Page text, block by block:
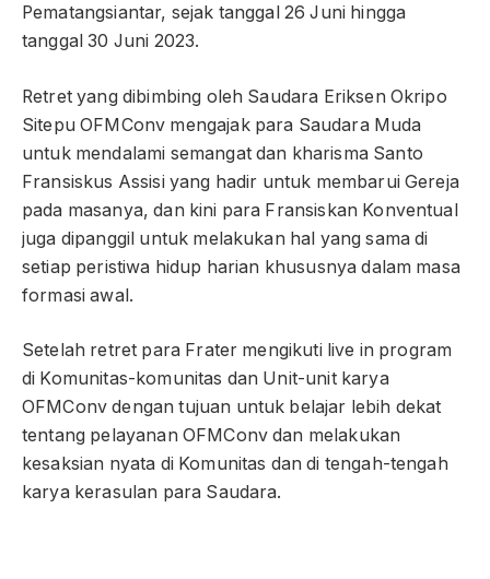
Pematangsiantar, sejak tanggal 26 Juni hingga
tanggal 30 Juni 2023.
Retret yang dibimbing oleh Saudara Eriksen Okripo
Sitepu OFMConv mengajak para Saudara Muda
untuk mendalami semangat dan kharisma Santo
Fransiskus Assisi yang hadir untuk membarui Gereja
pada masanya, dan kini para Fransiskan Konventual
juga dipanggil untuk melakukan hal yang sama di
setiap peristiwa hidup harian khususnya dalam masa
formasi awal.
Setelah retret para Frater mengikuti live in program
di Komunitas-komunitas dan Unit-unit karya
OFMConv dengan tujuan untuk belajar lebih dekat
tentang pelayanan OFMConv dan melakukan
kesaksian nyata di Komunitas dan di tengah-tengah
karya kerasulan para Saudara.